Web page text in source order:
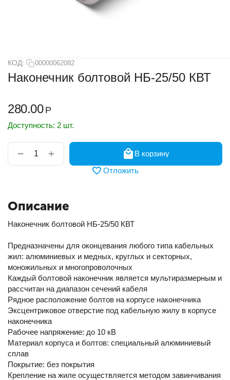
КОД: 00000062082
Наконечник болтовой НБ-25/50 КВТ
280.00 Р
Доступность: 2 шт.
+
−
В корзину
Отложить
Описание
Наконечник болтовой НБ-25/50 КВТ
Предназначены для оконцевания любого типа кабельных
жил: алюминиевых и медных, круглых и секторных,
моножильных и многопроволочных
Каждый болтовой наконечник является мультиразмерным и
рассчитан на диапазон сечений кабеля
Рядное расположение болтов на корпусе наконечника
Эксцентриковое отверстие под кабельную жилу в корпусе
наконечника
Рабочее напряжение: до 10 кВ
Материал корпуса и болтов: специальный алюминиевый
сплав
Покрытие: без покрытия
Крепление на жиле осуществляется методом завинчивания